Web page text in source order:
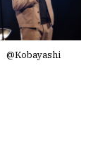
@Kobayashi